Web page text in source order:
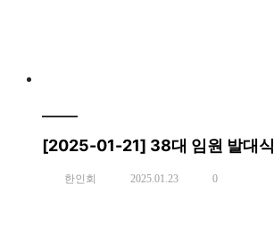
[2025-01-21] 38대 임원 발대식
한인회 2025.01.23 0